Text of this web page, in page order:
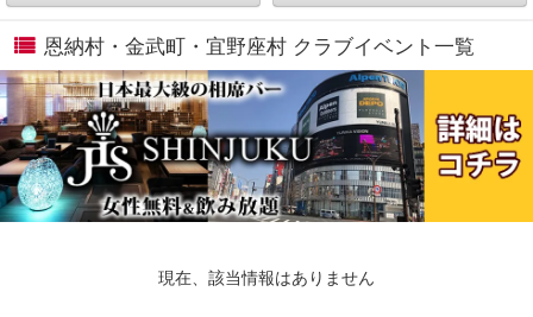
恩納村・金武町・宜野座村 クラブイベント一覧
現在、該当情報はありません